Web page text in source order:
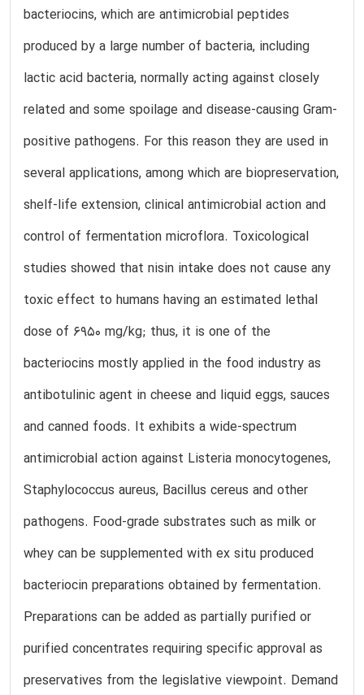
bacteriocins, which are antimicrobial peptides
produced by a large number of bacteria, including
lactic acid bacteria, normally acting against closely
related and some spoilage and disease-causing Gram-
positive pathogens. For this reason they are used in
several applications, among which are biopreservation,
shelf-life extension, clinical antimicrobial action and
control of fermentation microflora. Toxicological
studies showed that nisin intake does not cause any
toxic effect to humans having an estimated lethal
dose of 6950 mg/kg; thus, it is one of the
bacteriocins mostly applied in the food industry as
antibotulinic agent in cheese and liquid eggs, sauces
and canned foods. It exhibits a wide-spectrum
antimicrobial action against Listeria monocytogenes,
Staphylococcus aureus, Bacillus cereus and other
pathogens. Food-grade substrates such as milk or
whey can be supplemented with ex situ produced
bacteriocin preparations obtained by fermentation.
Preparations can be added as partially purified or
purified concentrates requiring specific approval as
preservatives from the legislative viewpoint. Demand